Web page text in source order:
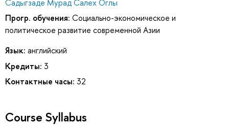
Садыгзаде Мурад Салех Оглы
Прогр. обучения: Социально-экономическое и
политическое развитие современной Азии
Язык: английский
Кредиты: 3
Контактные часы: 32
Course Syllabus